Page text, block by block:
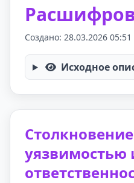
Создано: 28.03.2026 05:51
Исходное
уязвимостью